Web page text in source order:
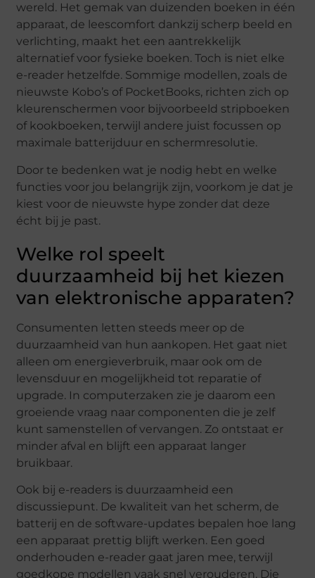
wereld. Het gemak van duizenden boeken in één
apparaat, de leescomfort dankzij scherp beeld en
verlichting, maakt het een aantrekkelijk
alternatief voor fysieke boeken. Toch is niet elke
e-reader hetzelfde. Sommige modellen, zoals de
nieuwste Kobo’s of PocketBooks, richten zich op
kleurenschermen voor bijvoorbeeld stripboeken
of kookboeken, terwijl andere juist focussen op
maximale batterijduur en schermresolutie.
Door te bedenken wat je nodig hebt en welke
functies voor jou belangrijk zijn, voorkom je dat je
kiest voor de nieuwste hype zonder dat deze
écht bij je past.
Welke rol speelt
duurzaamheid bij het kiezen
van elektronische apparaten?
Consumenten letten steeds meer op de
duurzaamheid van hun aankopen. Het gaat niet
alleen om energieverbruik, maar ook om de
levensduur en mogelijkheid tot reparatie of
upgrade. In computerzaken zie je daarom een
groeiende vraag naar componenten die je zelf
kunt samenstellen of vervangen. Zo ontstaat er
minder afval en blijft een apparaat langer
bruikbaar.
Ook bij e-readers is duurzaamheid een
discussiepunt. De kwaliteit van het scherm, de
batterij en de software-updates bepalen hoe lang
een apparaat prettig blijft werken. Een goed
onderhouden e-reader gaat jaren mee, terwijl
goedkope modellen vaak snel verouderen. Die